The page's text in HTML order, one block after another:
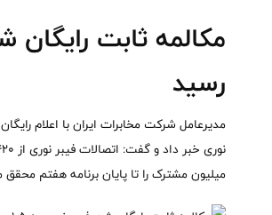
رسید
مدیرعامل شرکت مخابرات ایران با اعلام
میلیون مشترک را تا پایان برنامه هفتم